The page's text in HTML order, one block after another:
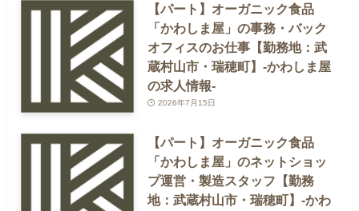
【パート】オーガニック食品
「かわしま屋」の事務・バック
オフィスのお仕事【勤務地：武
蔵村山市・瑞穂町】-かわしま屋
の求人情報-
2026年7月15日
【パート】オーガニック食品
「かわしま屋」のネットショッ
プ運営・製造スタッフ【勤務
地：武蔵村山市・瑞穂町】-かわ